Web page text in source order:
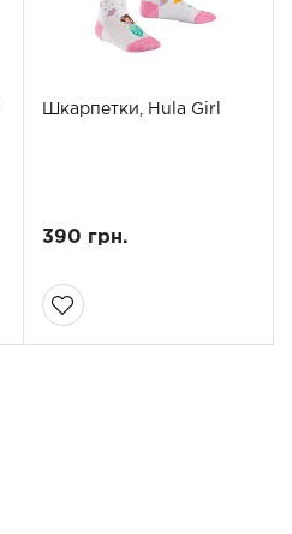
Шкарпетки, Hula Girl
390 грн.